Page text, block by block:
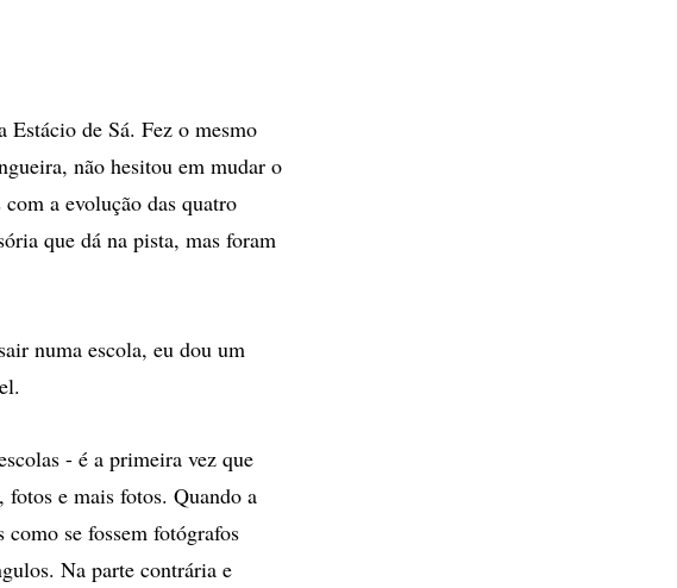
Estácio de Sá. Fez o mesmo
não hesitou em mudar o
a evolução das quatro
que dá na pista, mas foram
numa escola, eu dou um
- é a primeira vez que
e mais fotos. Quando a
se fossem fotógrafos
Na parte contrária e